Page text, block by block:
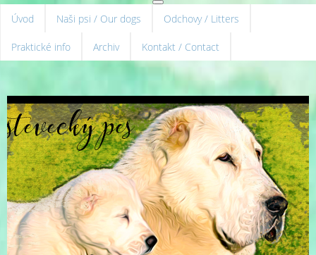
Úvod Naši psi / Our dogs Odchovy / Litters
Praktické info Archiv Kontakt / Contact